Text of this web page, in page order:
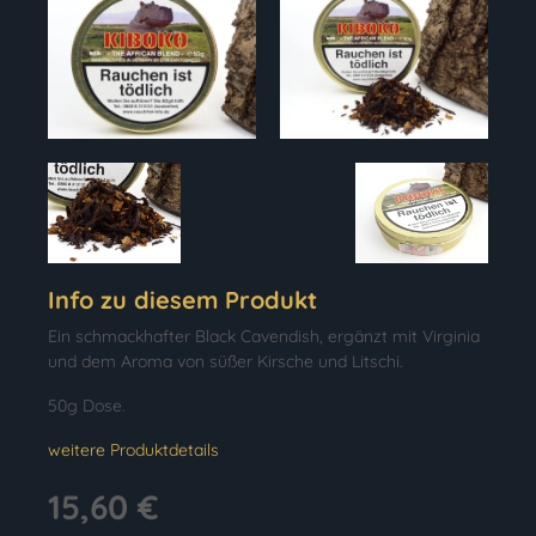
Info zu diesem Produkt
Ein schmackhafter Black Cavendish, ergänzt mit Virginia
und dem Aroma von süßer Kirsche und Litschi.
50g Dose.
weitere Produktdetails
15,60 €